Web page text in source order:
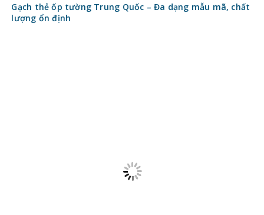
Gạch thẻ ốp tường Trung Quốc – Đa dạng mẫu mã, chất
lượng ổn định